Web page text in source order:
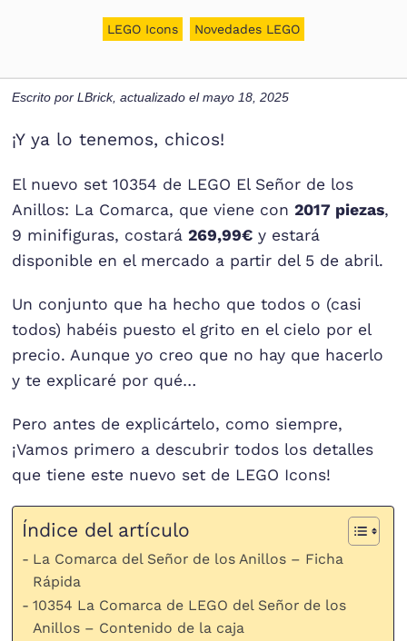
LEGO Icons Novedades LEGO
Escrito porLBrick, actualizado elmayo 18, 2025
¡Y ya lo tenemos, chicos!
El nuevo set 10354 de LEGO El Señor de los
Anillos: La Comarca, que viene con2017 piezas,
9 minifiguras, costará269,99€ y estará
disponible en el mercado a partir del 5 de abril.
Un conjunto que ha hecho que todos o (casi
todos) habéis puesto el grito en el cielo por el
precio. Aunque yo creo que no hay que hacerlo
y te explicaré por qué…
Pero antes de explicártelo, como siempre,
¡Vamos primero a descubrir todos los detalles
que tiene este nuevo set de LEGO Icons!
Índice del artículo
La Comarca del Señor de los Anillos – Ficha
Rápida
10354 La Comarca de LEGO del Señor de los
Anillos – Contenido de la caja